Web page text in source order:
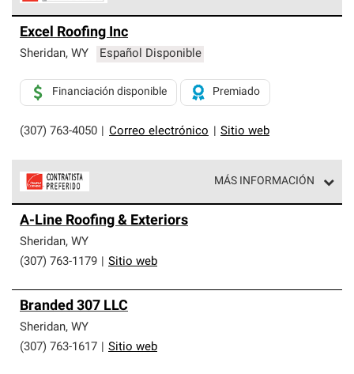
Corning constituyen el nivel superior de nuestra red
exclusiva y cumplen con estándares estrictos de
Solo ellos pueden ofrecer nuestra mejor garantía de
sistemas de techos.
Excel Roofing Inc
Sheridan, WY Español Disponible
(307) 763-4050 Correo electrónico Sitio web
Financiación disponible Premiado
MÁS INFORMACIÓN
parte de una red exclusiva de profesionales de techos
que cumplen con altos estándares y requisitos estrictos
de profesionalismo y confiabilidad.
A-Line Roofing & Exteriors
Sheridan, WY
(307) 763-1179
Sitio web
Branded 307 LLC
Sheridan, WY
(307) 763-1617
Sitio web